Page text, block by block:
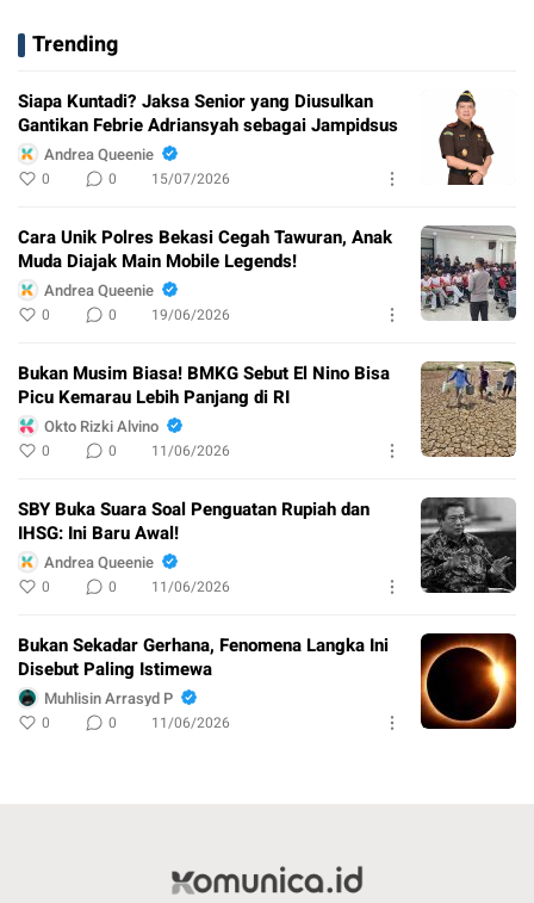
Trending
Siapa Kuntadi? Jaksa Senior yang Diusulkan
Gantikan Febrie Adriansyah sebagai Jampidsus
Andrea Queenie
0 0 15/07/2026
Cara Unik Polres Bekasi Cegah Tawuran, Anak
Muda Diajak Main Mobile Legends!
Andrea Queenie
0 0 19/06/2026
Bukan Musim Biasa! BMKG Sebut El Nino Bisa
Picu Kemarau Lebih Panjang di RI
Okto Rizki Alvino
0 0 11/06/2026
SBY Buka Suara Soal Penguatan Rupiah dan
IHSG: Ini Baru Awal!
Andrea Queenie
0 0 11/06/2026
Bukan Sekadar Gerhana, Fenomena Langka Ini
Disebut Paling Istimewa
Muhlisin Arrasyd P
0 0 11/06/2026